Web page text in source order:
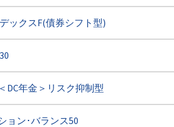
ックスF(債券シフト型)
DC年金＞リスク抑制型
ョン･バランス50